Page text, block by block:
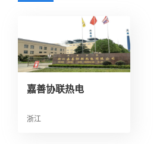
嘉善协联热电
浙江